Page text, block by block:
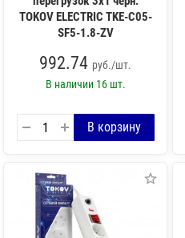
TOKOV ELECTRIC TKE-C05-
SF5-1.8-ZV
992.74 руб./шт.
В наличии 16 шт.